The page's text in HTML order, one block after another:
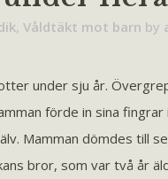
, Våldtäkt mot barn by
under sju år.
förde in sina
Mamman dömdes till
bror, som var två år